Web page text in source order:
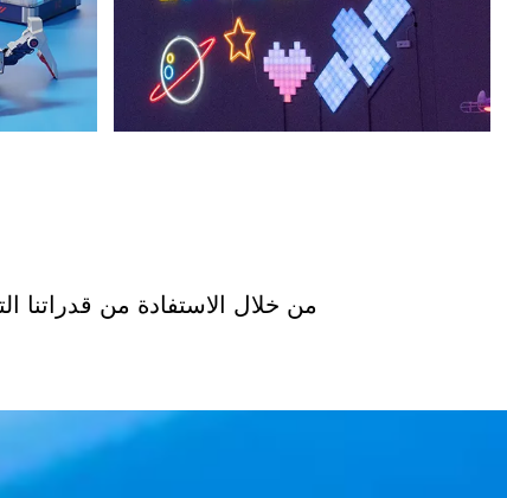
من خلال الاستفادة من قدراتنا